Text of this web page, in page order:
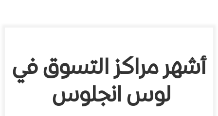
أشهر مراكز التسوق في
لوس انجلوس